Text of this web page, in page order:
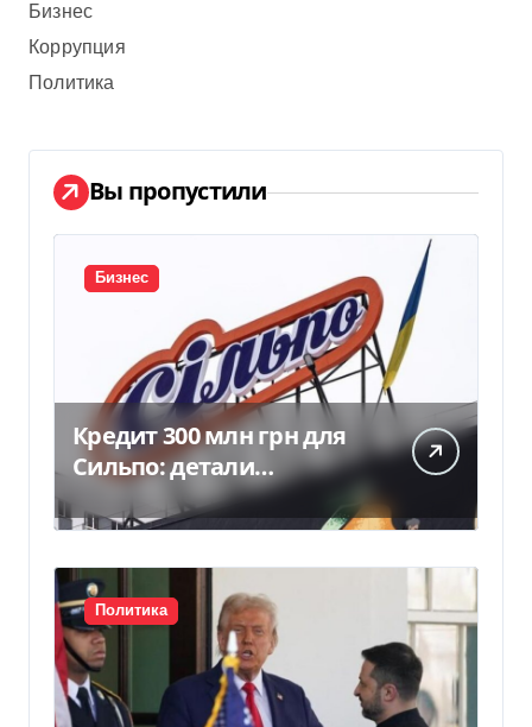
Бизнес
Коррупция
Политика
Вы пропустили
Бизнес
Кредит 300 млн грн для
Сильпо: детали
соглашения с
Ощадбанком
Политика